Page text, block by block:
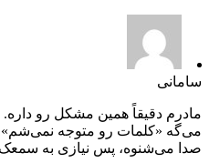
سامانی
مادرم دقیقاً همین مشکل رو
می‌گه «کلمات رو متوجه
صدا می‌شنوه، پس نیازی به سمعک